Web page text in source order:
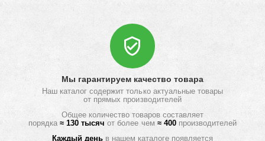
Мы гарантируем качество товара
Наш каталог содержит только актуальные товары
от прямых производителей
Общее количество товаров составляет
порядка≈ 130 тысяч от более чем ≈ 400 производителей
Каждый деньв нашем каталоге появляется